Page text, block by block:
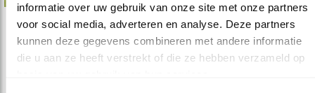
informatie over uw gebruik van onze site met onze partners
voor social media, adverteren en analyse. Deze partners
kunnen deze gegevens combineren met andere informatie
die u aan ze heeft verstrekt of die ze hebben verzameld op
Uw huis meer waard met een groene tuin